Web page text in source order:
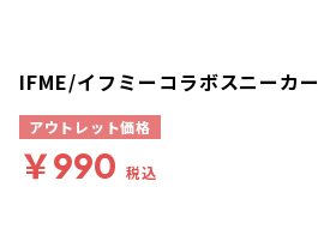
IFME/イフミーコラボスニーカー
アウトレット価格
￥990 税込